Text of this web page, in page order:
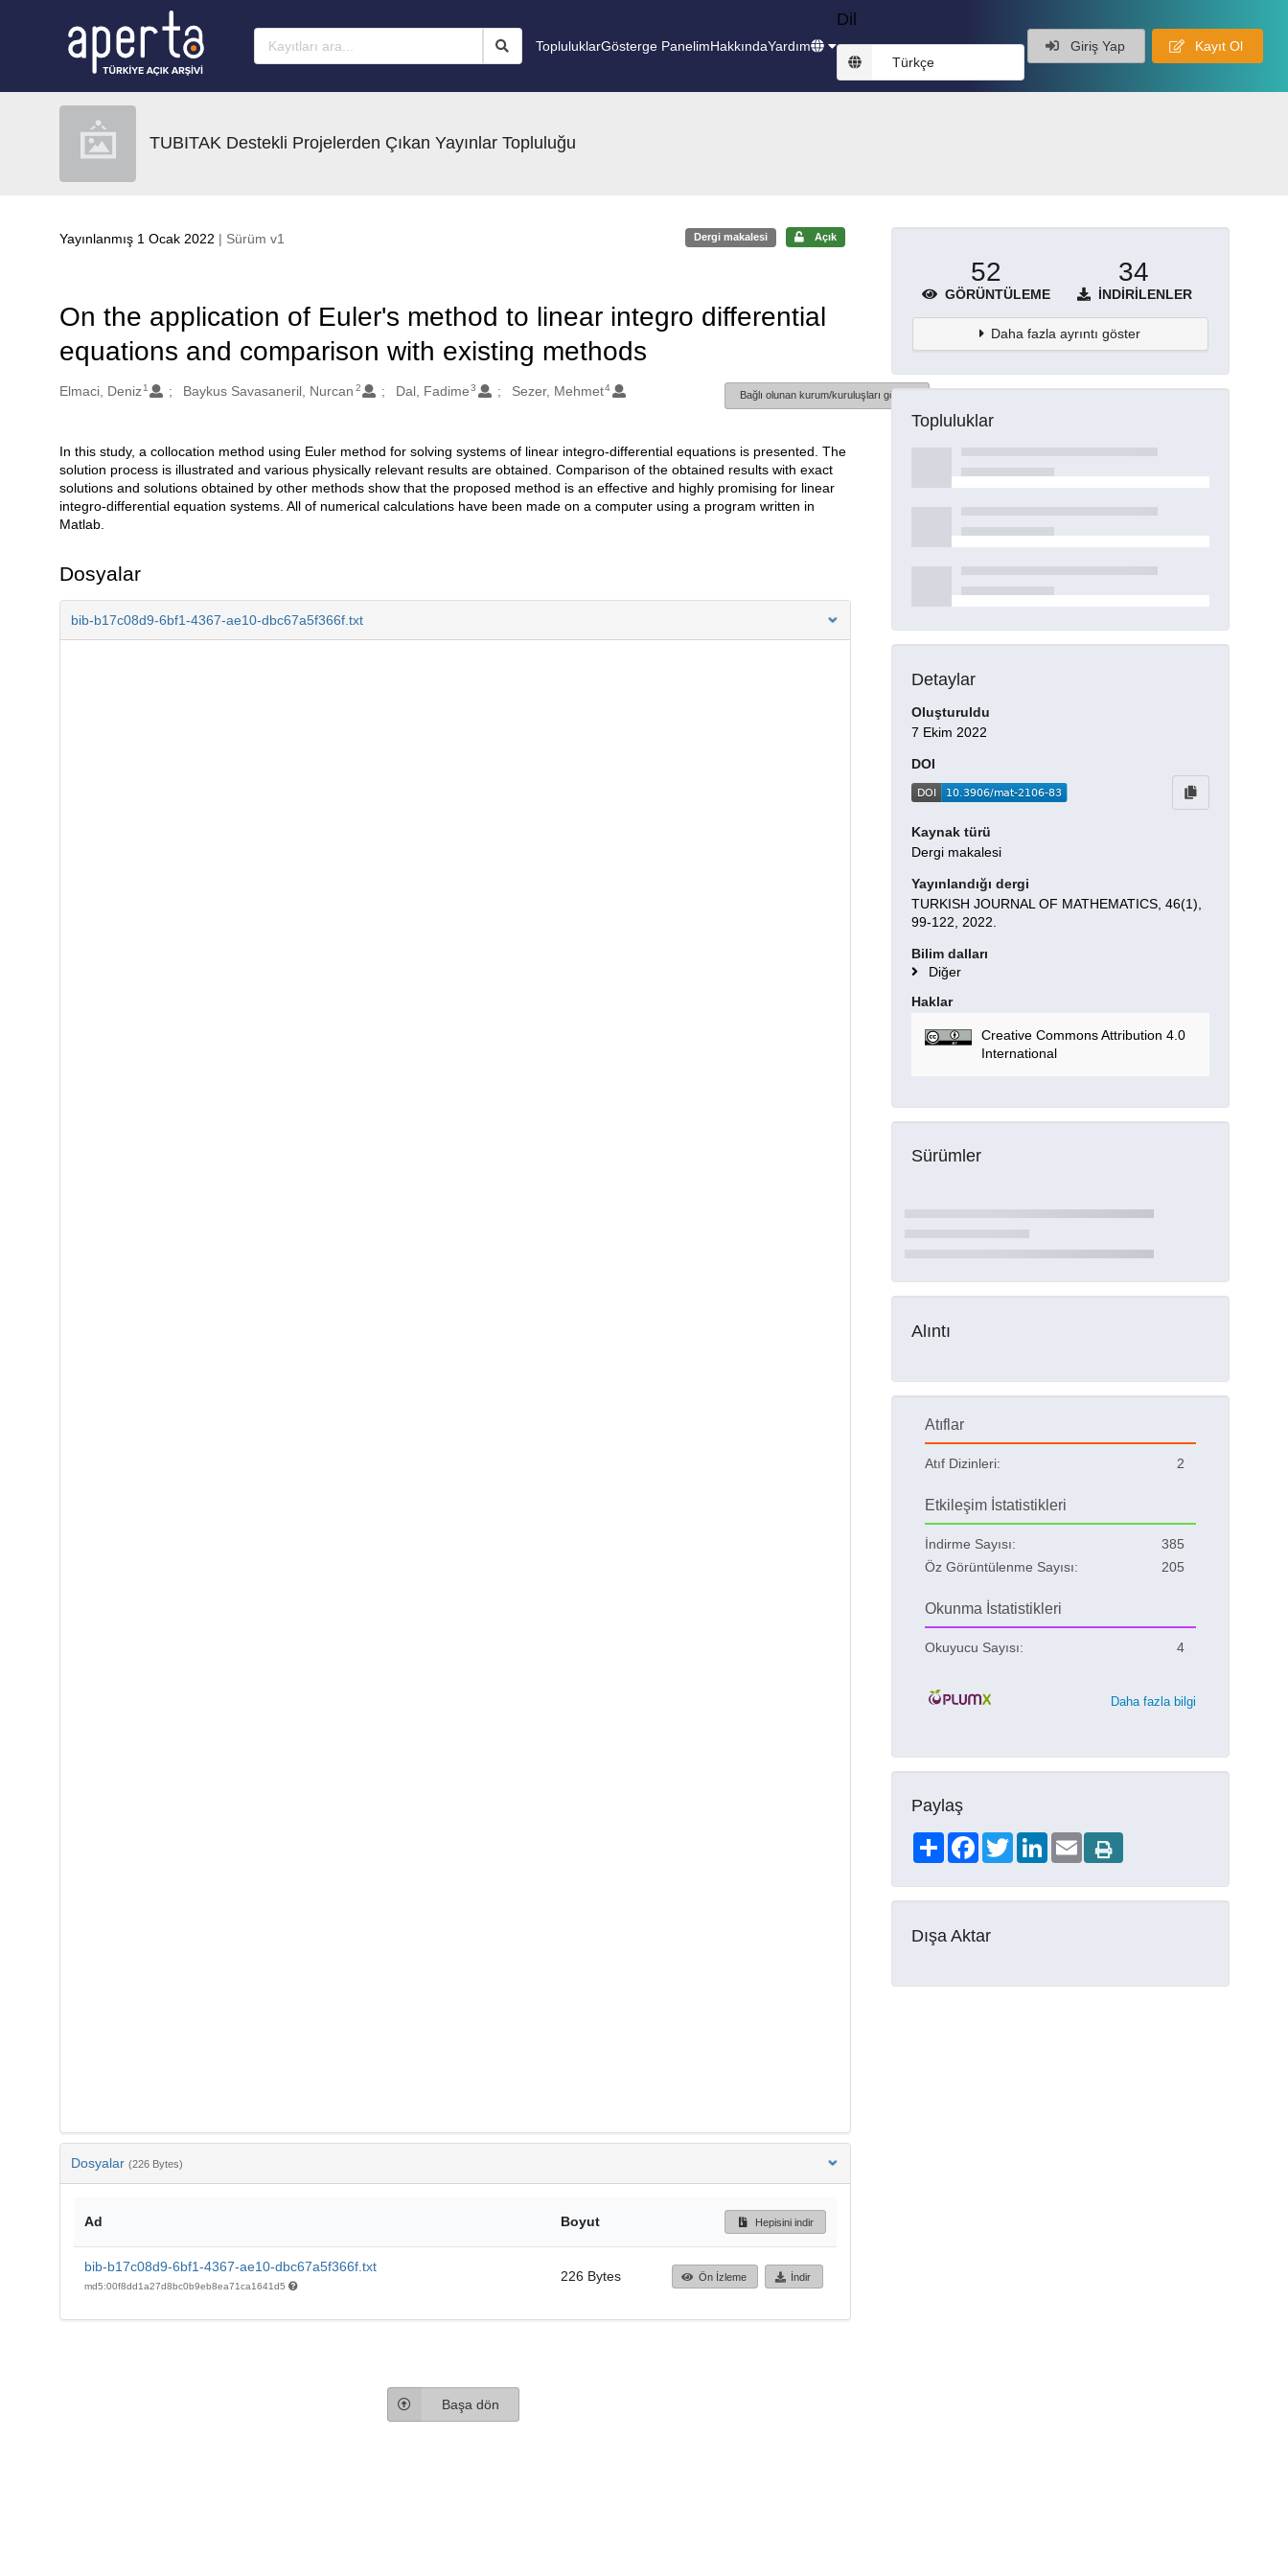
TopluluklarGösterge PanelimHakkındaYardım
Dil
Türkçe
Giriş Yap Kayıt Ol
TUBITAK Destekli Projelerden Çıkan Yayınlar Topluluğu
Yayınlanmış 1 Ocak 2022 | Sürüm v1 Dergi makalesi Açık
On the application of Euler's method to linear integro differential
equations and comparison with existing methods
Oluşturanlar
Elmaci, Deniz 1 Baykus Savasaneril, Nurcan 2 Dal, Fadime 3 Sezer, Mehmet4
Bağlı olunan kurum/kuruluşları göster
Açıklama
In this study, a collocation method using Euler method for solving systems of linear integro-differential equations is presented. The
solution process is illustrated and various physically relevant results are obtained. Comparison of the obtained results with exact
solutions and solutions obtained by other methods show that the proposed method is an effective and highly promising for linear
integro-differential equation systems. All of numerical calculations have been made on a computer using a program written in
Matlab.
Dosyalar
bib-b17c08d9-6bf1-4367-ae10-dbc67a5f366f.txt
Dosyalar (226 Bytes)
Ad Boyut Hepisini indir
bib-b17c08d9-6bf1-4367-ae10-dbc67a5f366f.txt
md5:00f8dd1a27d8bc0b9eb8ea71ca1641d5
226 Bytes Ön İzleme İndir
52
GÖRÜNTÜLEME
34
İNDIRILENLER
Daha fazla ayrıntı göster
Topluluklar
Detaylar
Oluşturuldu
7 Ekim 2022
DOI
Kaynak türü
Dergi makalesi
Yayınlandığı dergi
TURKISH JOURNAL OF MATHEMATICS, 46(1),
99-122, 2022.
Bilim dalları
Diğer
Haklar
Creative Commons Attribution 4.0
International
Sürümler
Alıntı
Atıflar
Atıf Dizinleri: 2
Etkileşim İstatistikleri
İndirme Sayısı:
385
Öz Görüntülenme Sayısı:
205
Okunma İstatistikleri
Okuyucu Sayısı: 4
Daha fazla bilgi
Paylaş
ShareFacebookTwitterLinkedIn
Email
Dışa Aktar
Başa dön